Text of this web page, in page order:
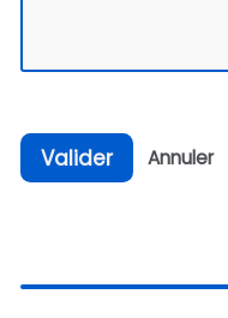
Valider Annuler